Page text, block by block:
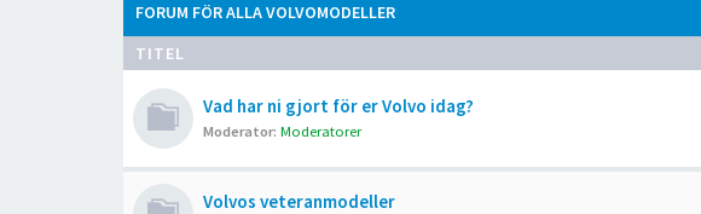
FORUM FÖR ALLA VOLVOMODELLER
TITEL
Vad har ni gjort för er Volvo idag?
Moderator: Moderatorer
Volvos veteranmodeller